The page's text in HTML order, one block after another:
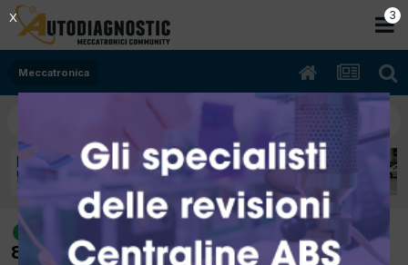
Meccatronica
risolto
[TRANSIT 03/2007 2402cc JXFA
85Kw Diesel] Anomalia ricarica batterie
2
X